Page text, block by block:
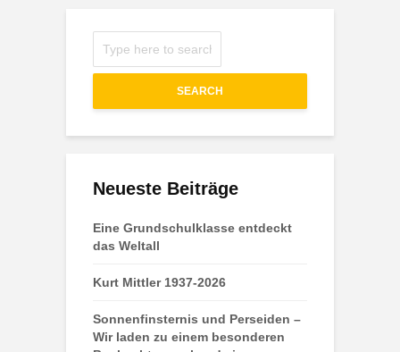
SEARCH
Neueste Beiträge
Eine Grundschulklasse entdeckt
das Weltall
Kurt Mittler 1937-2026
Sonnenfinsternis und Perseiden –
Wir laden zu einem besonderen